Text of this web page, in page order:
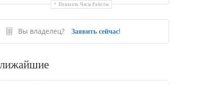
Показать Часы Работы
Вы владелец? Заявить сейчас!